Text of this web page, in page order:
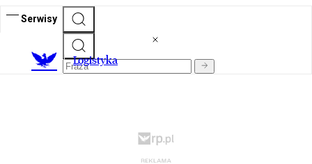
Serwisy
Logistyka